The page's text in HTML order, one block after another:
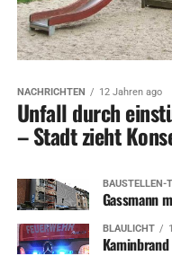
NACHRICHTEN 12 Jahren ago
Unfall durch
– Stadt zieht
BAUSTELLEN-
Gassmann
BLAULICHT